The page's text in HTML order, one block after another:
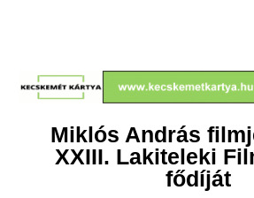
Miklós András
XXIII. Lakiteleki
fődíját